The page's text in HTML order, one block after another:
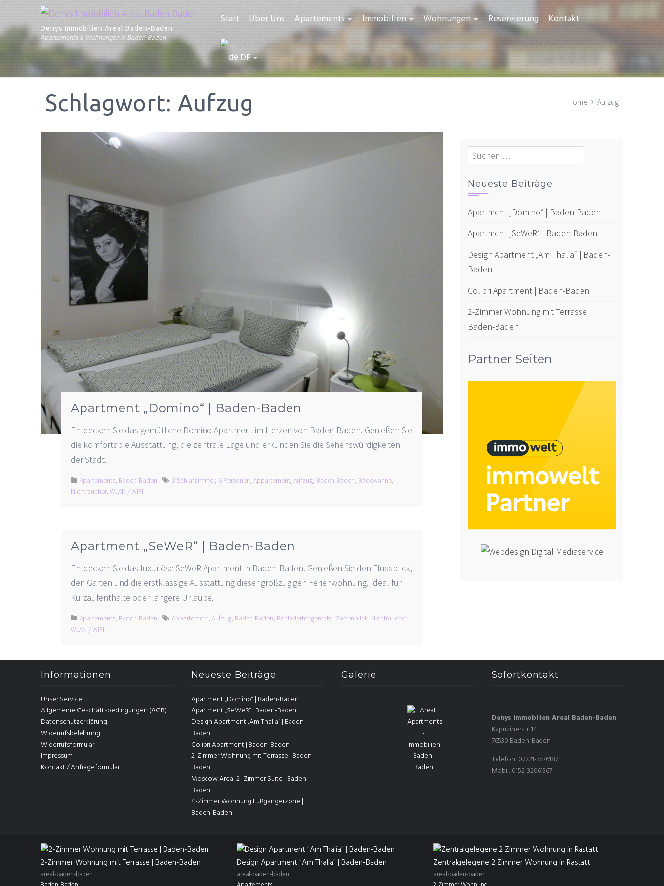
Denys Immobilien Areal Baden-Baden
Apartements & Wohnungen in Baden-Baden
Start Über Uns Apartements Immobilien Wohnungen Reservierung Kontakt
DE
Schlagwort: Aufzug Home Aufzug
Apartment „Domino“ | Baden-Baden
Entdecken Sie das gemütliche Domino Apartment im Herzen von Baden-Baden. Genießen Sie
die komfortable Ausstattung, die zentrale Lage und erkunden Sie die Sehenswürdigkeiten
der Stadt.
Apartements, Baden-Baden 3 Schlafzimmer, 6 Personen, Appartement, Aufzug, Baden-Baden, Badewanne,
Nichtraucher, WLAN / WiFi
Apartment „SeWeR“ | Baden-Baden
Entdecken Sie das luxuriöse SeWeR Apartment in Baden-Baden. Genießen Sie den Flussblick,
den Garten und die erstklassige Ausstattung dieser großzügigen Ferienwohnung. Ideal für
Kurzaufenthalte oder längere Urlaube.
Apartements, Baden-Baden Appartement, Aufzug, Baden-Baden, Behindertengerecht, Gartenblick, Nichtraucher,
WLAN / WiFi
Neueste Beiträge
Apartment „Domino“ | Baden-Baden
Apartment „SeWeR“ | Baden-Baden
Design Apartment „Am Thalia“ | Baden-
Baden
Colibri Apartment | Baden-Baden
2-Zimmer Wohnung mit Terrasse |
Baden-Baden
Partner Seiten
Informationen
Unser Service
Allgemeine Geschäftsbedingungen (AGB)
Datenschutzerklärung
Widerrufsbelehrung
Widerrufsformular
Impressum
Kontakt / Anfrageformular
Neueste Beiträge
Apartment „Domino“ | Baden-Baden
Apartment „SeWeR“ | Baden-Baden
Design Apartment „Am Thalia“ | Baden-
Baden
Colibri Apartment | Baden-Baden
2-Zimmer Wohnung mit Terrasse | Baden-
Baden
Moscow Areal 2 -Zimmer Suite | Baden-
Baden
4-Zimmer Wohnung Fußgängerzone |
Baden-Baden
Galerie Sofortkontakt
Denys Immobilien Areal Baden-Baden
Kapuzinerstr. 14
76530 Baden-Baden
Telefon: 07221-3576187
Mobil: 0152-32061367
2-Zimmer Wohnung mit Terrasse | Baden-Baden
areal-baden-baden
Design Apartment "Am Thalia" | Baden-Baden
areal-baden-baden
Zentralgelegene 2 Zimmer Wohnung in Rastatt
areal-baden-baden